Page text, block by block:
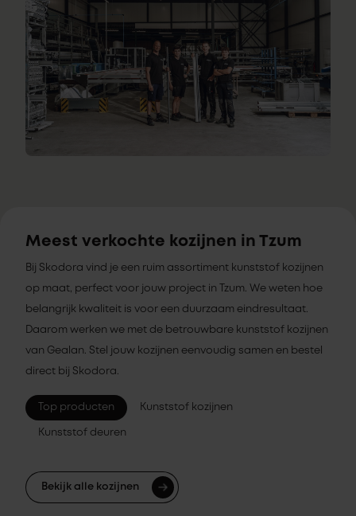
Meest verkochte kozijnen in Tzum
Bij Skodora vind je een ruim assortiment kunststof kozijnen
op maat, perfect voor jouw project in Tzum. We weten hoe
belangrijk kwaliteit is voor een duurzaam eindresultaat.
Daarom werken we met de betrouwbare kunststof kozijnen
van Gealan. Stel jouw kozijnen eenvoudig samen en bestel
direct bij Skodora.
Top producten Kunststof kozijnen
Kunststof deuren
Bekijk alle kozijnen